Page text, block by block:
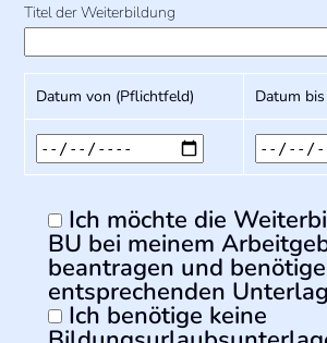
Titel der Weiterbildung
Datum von (Pflichtfeld) Datum bis
Ich möchte die
BU bei meinem
beantragen und
entsprechenden
Ich benötige keine